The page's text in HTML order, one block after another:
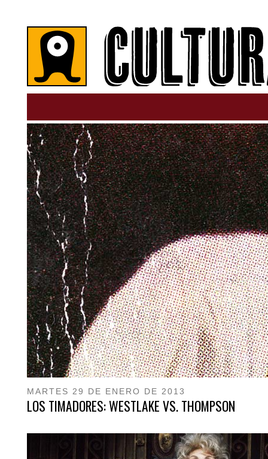
MARTES 29 DE ENERO DE 2013
LOS TIMADORES: WESTLAKE VS. THOMPSON